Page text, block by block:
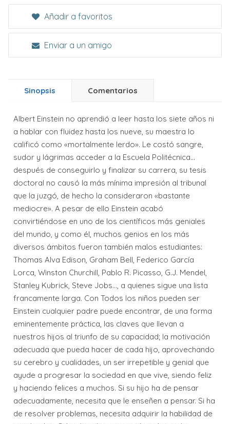
Añadir a favoritos
Enviar a un amigo
Sinopsis Comentarios
Albert Einstein no aprendió a leer hasta los siete años ni
a hablar con fluidez hasta los nueve, su maestra lo
calificó como «mortalmente lerdo». Le costó sangre,
sudor y lágrimas acceder a la Escuela Politécnica...
después de conseguirlo y finalizar su carrera, su tesis
doctoral no causó la más mínima impresión al tribunal
que la juzgó, de hecho la consideraron «bastante
mediocre». A pesar de ello Einstein acabó
convirtiéndose en uno de los científicos más geniales
del mundo, y como él, muchos genios en los más
diversos ámbitos fueron también malos estudiantes:
Thomas Alva Edison, Graham Bell, Federico García
Lorca, Winston Churchill, Pablo R. Picasso, G.J. Mendel,
Stanley Kubrick, Steve Jobs..., a quienes sigue una lista
francamente larga. Con Todos los niños pueden ser
Einstein cualquier padre puede encontrar, de una forma
eminentemente práctica, las claves que llevan a
nuestros hijos al triunfo de su capacidad; la motivación
adecuada que pueda hacer de cada hijo, aprovechando
su cerebro y cualidades, un ser irrepetible y genial que
ayude a progresar la sociedad en que vive, siendo feliz
y haciendo felices a muchos. Si su hijo ha de pensar
adecuadamente, necesita que le enseñen a pensar. Si ha
de resolver problemas, necesita adquirir la habilidad de